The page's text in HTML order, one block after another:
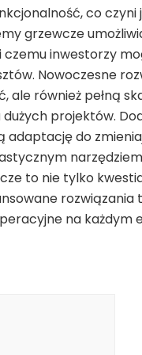
co
grzewcze
inwestorzy
Nowoczesne
ale również pełną
dużych projektów.
adaptację do
to nie tylko
na każdym